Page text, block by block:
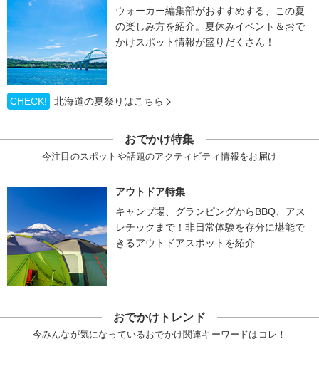
ウォーカー編集部がおすすめする、この夏
の楽しみ方を紹介。夏休みイベント＆おで
かけスポット情報が盛りだくさん！
CHECK! 北海道の夏祭りはこちら
おでかけ特集
今注目のスポットや話題のアクティビティ情報をお届け
アウトドア特集
キャンプ場、グランピングからBBQ、アス
レチックまで！非日常体験を存分に堪能で
きるアウトドアスポットを紹介
おでかけトレンド
今みんなが気になっているおでかけ関連キーワードはコレ！